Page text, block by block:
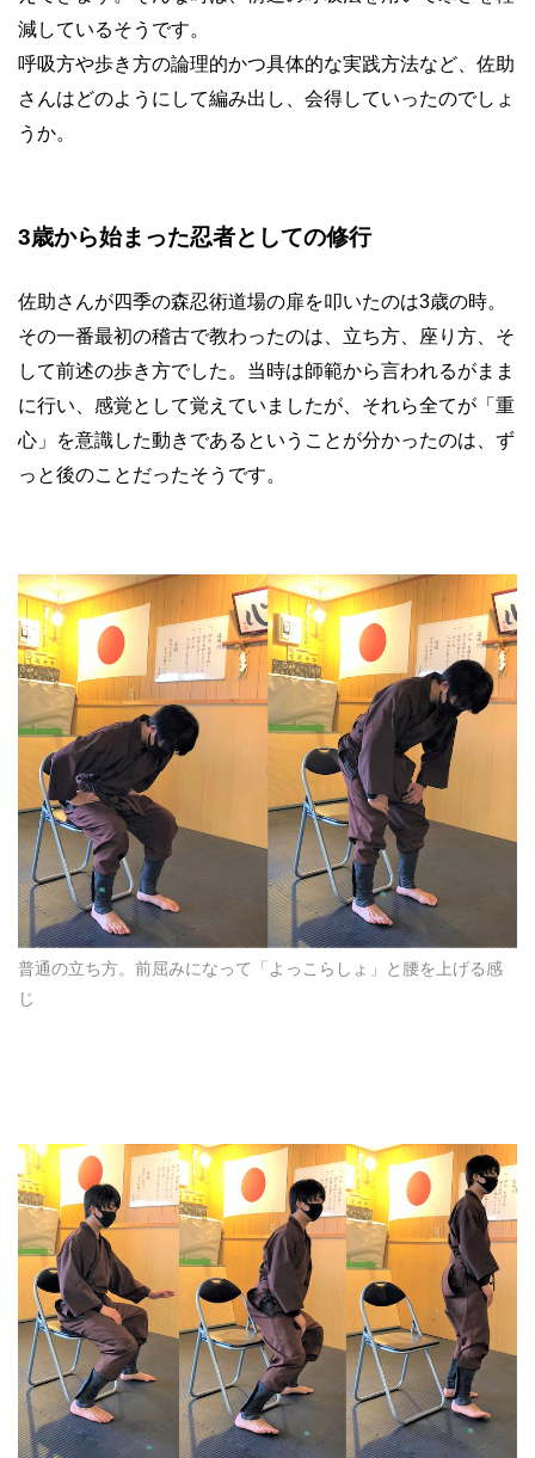
減しているそうです。
呼吸方や歩き方の論理的かつ具体的な実践方法など、佐助
さんはどのようにして編み出し、会得していったのでしょ
うか。
3歳から始まった忍者としての修行
佐助さんが四季の森忍術道場の扉を叩いたのは3歳の時。
その一番最初の稽古で教わったのは、立ち方、座り方、そ
して前述の歩き方でした。当時は師範から言われるがまま
に行い、感覚として覚えていましたが、それら全てが「重
心」を意識した動きであるということが分かったのは、ず
っと後のことだったそうです。
普通の立ち方。前屈みになって「よっこらしょ」と腰を上げる感
じ